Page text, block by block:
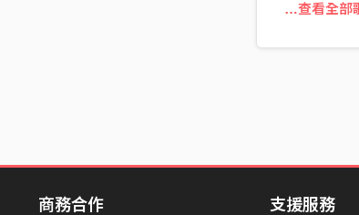
…查看全部
商務合作 支援服務